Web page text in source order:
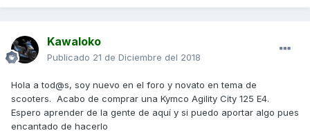
Kawaloko
Publicado 21 de Diciembre del 2018
Hola a tod@s, soy nuevo en el foro y novato en tema de
scooters. Acabo de comprar una Kymco Agility City 125 E4.
Espero aprender de la gente de aquí y si puedo aportar algo pues
encantado de hacerlo